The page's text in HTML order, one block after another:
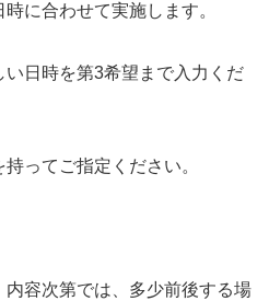
に合わせて実施します。
を第3希望まで入力くだ
ご指定ください。
第では、多少前後する場